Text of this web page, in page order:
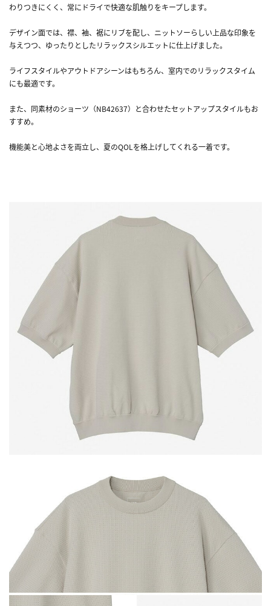
わりつきにくく、常にドライで快適な肌触りをキープします。
デザイン面では、襟、袖、裾にリブを配し、ニットソーらしい上品な印象を
与えつつ、ゆったりとしたリラックスシルエットに仕上げました。
ライフスタイルやアウトドアシーンはもちろん、室内でのリラックスタイム
にも最適です。
また、同素材のショーツ（NB42637）と合わせたセットアップスタイルもお
すすめ。
機能美と心地よさを両立し、夏のQOLを格上げしてくれる一着です。